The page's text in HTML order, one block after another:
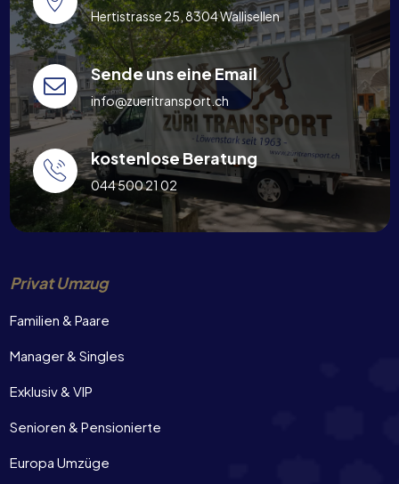
Hertistrasse 25, 8304 Wallisellen
Sende uns eine Email
info@zueritransport.ch
kostenlose Beratung
044 500 21 02
Privat Umzug
Familien & Paare
Manager & Singles
Exklusiv & VIP
Senioren & Pensionierte
Europa Umzüge